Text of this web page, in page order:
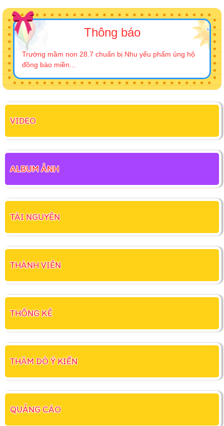
Thông báo
Trường mầm non 28.7 chuẩn bị Nhu yếu phẩm ủng hộ
đồng bào miền...
VIDEO
ALBUM ẢNH
TÀI NGUYÊN
THÀNH VIÊN
THỐNG KÊ
THĂM DÒ Ý KIẾN
QUẢNG CÁO